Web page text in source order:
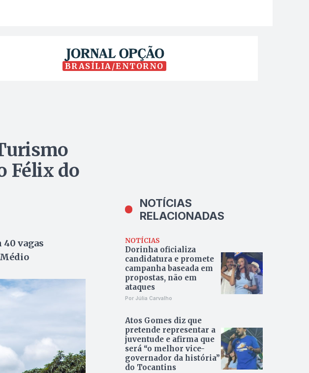
BRASÍLIA/ENTORNO
Félix do
40 vagas
NOTÍCIAS
RELACIONADAS
NOTÍCIAS
Dorinha oficializa
candidatura e promete
campanha baseada em
propostas, não em
ataques
Por Júlia Carvalho
Atos Gomes diz que
pretende representar a
juventude e afirma que
será “o melhor vice-
governador da história”
do Tocantins